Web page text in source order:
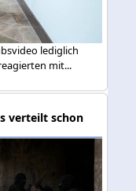
lediglich
mit...
verteilt schon